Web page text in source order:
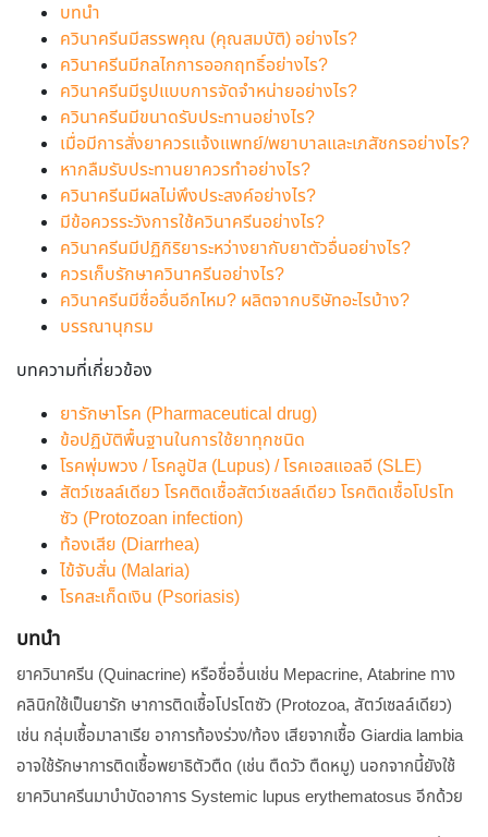
บทนำ
ควินาครีนมีสรรพคุณ (คุณสมบัติ) อย่างไร?
ควินาครีนมีกลไกการออกฤทธิ์อย่างไร?
ควินาครีนมีรูปแบบการจัดจำหน่ายอย่างไร?
ควินาครีนมีขนาดรับประทานอย่างไร?
เมื่อมีการสั่งยาควรแจ้งแพทย์/พยาบาลและเภสัชกรอย่างไร?
หากลืมรับประทานยาควรทำอย่างไร?
ควินาครีนมีผลไม่พึงประสงค์อย่างไร?
มีข้อควรระวังการใช้ควินาครีนอย่างไร?
ควินาครีนมีปฏิกิริยาระหว่างยากับยาตัวอื่นอย่างไร?
ควรเก็บรักษาควินาครีนอย่างไร?
ควินาครีนมีชื่ออื่นอีกไหม? ผลิตจากบริษัทอะไรบ้าง?
บรรณานุกรม
บทความที่เกี่ยวข้อง
ยารักษาโรค (Pharmaceutical drug)
ข้อปฏิบัติพื้นฐานในการใช้ยาทุกชนิด
โรคพุ่มพวง / โรคลูปัส (Lupus) / โรคเอสแอลอี (SLE)
สัตว์เซลล์เดียว โรคติดเชื้อสัตว์เซลล์เดียว โรคติดเชื้อโปรโท
ซัว (Protozoan infection)
ท้องเสีย (Diarrhea)
ไข้จับสั่น (Malaria)
โรคสะเก็ดเงิน (Psoriasis)
บทนำ
ยาควินาครีน (Quinacrine) หรือชื่ออื่นเช่น Mepacrine, Atabrine ทาง
คลินิกใช้เป็นยารัก ษาการติดเชื้อโปรโตซัว (Protozoa, สัตว์เซลล์เดียว)
เช่น กลุ่มเชื้อมาลาเรีย อาการท้องร่วง/ท้อง เสียจากเชื้อ Giardia lambia
อาจใช้รักษาการติดเชื้อพยาธิตัวตืด (เช่น ตืดวัว ตืดหมู) นอกจากนี้ยังใช้
ยาควินาครีนมาบำบัดอาการ Systemic lupus erythematosus อีกด้วย